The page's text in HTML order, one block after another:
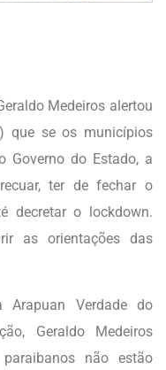
Medeiros alertou
que se os municípios
Governo do Estado, a
ter de fechar o
decretar o lockdown.
as orientações das
Arapuan Verdade do
Geraldo Medeiros
não estão